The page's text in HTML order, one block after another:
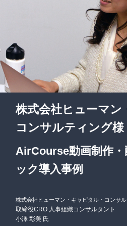
株式会社ヒューマン
コンサルティング様
AirCourse動画制作
ック導入事例
株式会社ヒューマン・キャピタル・コンサ
取締役CRO 人事組織コンサルタント
小澤 彰美 氏